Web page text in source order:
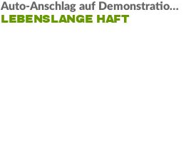
Auto-Anschlag auf Demonstration in München:
LEBENSLANGE HAFT